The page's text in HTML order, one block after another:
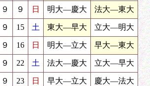
９ ９ 日 明大―慶大 法大―東大
９ 15 土 東大―早大 立大―明大
９ 16 日 明大―立大 早大―東大
９ 22 土 法大―慶大 立大―早大
９ 23 日 早大―立大 慶大―法大